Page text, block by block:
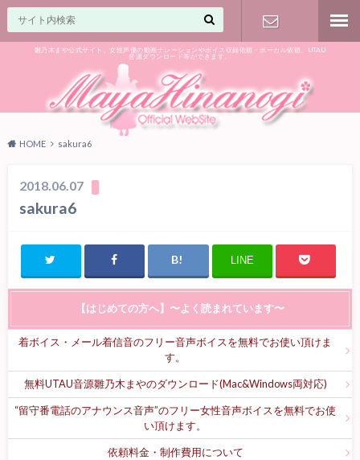
雛乃木まや公式サイト。女性声優の動画ナレーションやボイス収録依頼・ボーカル依頼、UTAU
音源ダウンロード等ができます。
気軽に♪
HOME sakura6
2018.06.07
sakura6
LINE
【はじめての方へ】〜よく読まれています〜
着ボイス・メール着信音のフリー音声ボイスを無料でお使い頂けま
す。
無料UTAU音源雛乃木まやのダウンロード(Mac&Windows両対応)
“留守番電話のアナウンス音声”のフリー女性音声ボイスを無料でお使
い頂けます。
依頼料金・制作費用について